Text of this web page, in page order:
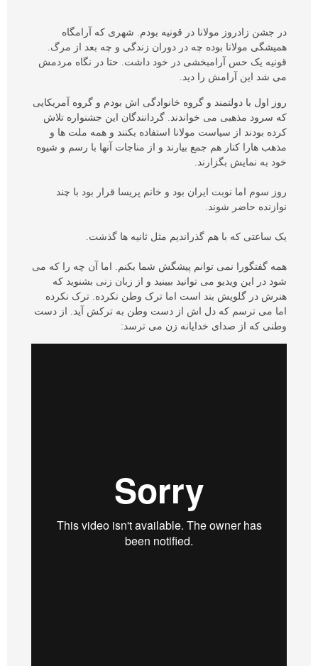
در جشن زادروز مولانا در قونیه بودم. شهری که آرامگاه
همیشگی مولانا بوده چه در دوران زندگی و چه بعد از مرگ.
قونیه یک حس آرامبخشی در خود داشت. حتا در نگاه مردمش
می شد این آرامش را دید.
روز اول با دولتمند و گروه خانوادگی اش بودم و گروه آمریکایی
که سرود مذهبی می خواندند. گردانندگان این جشنواره تلاش
کرده بودند از سیاست مولانا استفاده بکنند و همه ملت ها و
مذهب هارا کنار هم جمع بیارند و از مناجات آنها با رسم و شیوه
خود به نمایش بگزارند.
روز سوم اما نوبت ایران بود و خانم پریسا قرار بود با چند
نوازنده حاضر شوند.
یک ساعتی که با هم گذراندیم مثل ثانیه ها گذشت.
همه گفتگورا نمی توانم پیشگش شما بکنم. اما آن چه را که می
شود در این ویدیو می توانید ببینید و از زبان زنی بشنوید که
هنرش در گلویش بند است اما ترک وطن نکرده. ترک نکرده
اما می ترسم که دل اش از دست وطن به ترکش آید. از دست
وطنی که از صدای خدایانه زن می ترسد: